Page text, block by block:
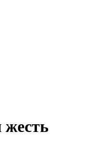
жесть